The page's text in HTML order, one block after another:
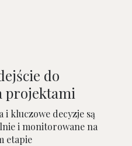
do
projektami
i kluczowe decyzje są
i monitorowane na
etapie